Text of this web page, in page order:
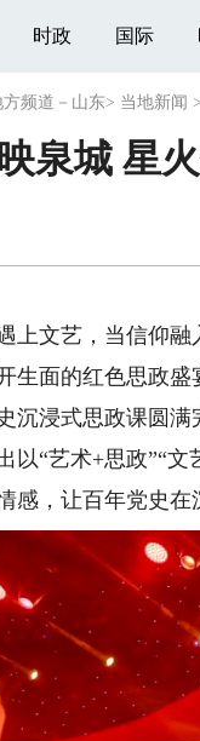
时政 国际
方频道－山东> 当地新闻 >
泉城 星
文艺，当信仰融
面的红色思政盛
沉浸式思政课圆
以“艺术+思政”“
感，让百年党史在